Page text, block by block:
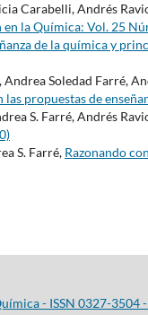
Carabelli, Andrés
en la Química: Vol. 25
de la química y
Andrea Soledad Farré,
las propuestas de
S. Farré, Andrés
S. Farré, Razonando
- ISSN 0327-3504